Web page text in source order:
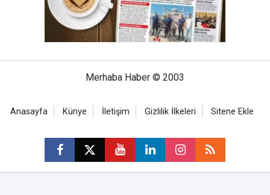
Merhaba Haber © 2003
Anasayfa Künye İletişim Gizlilik İlkeleri Sitene Ekle